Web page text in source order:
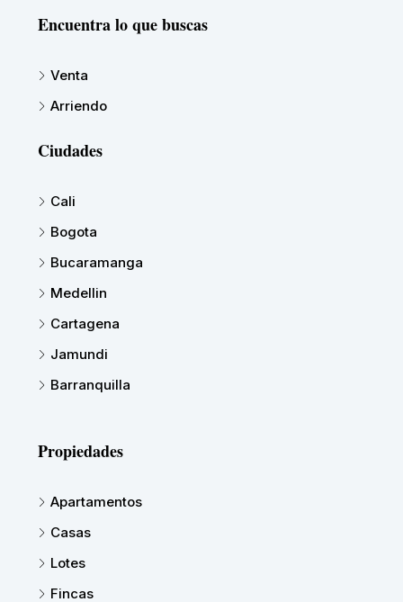
Encuentra lo que buscas
Venta
Arriendo
Ciudades
Cali
Bogota
Bucaramanga
Medellin
Cartagena
Jamundi
Barranquilla
Propiedades
Apartamentos
Casas
Lotes
Fincas